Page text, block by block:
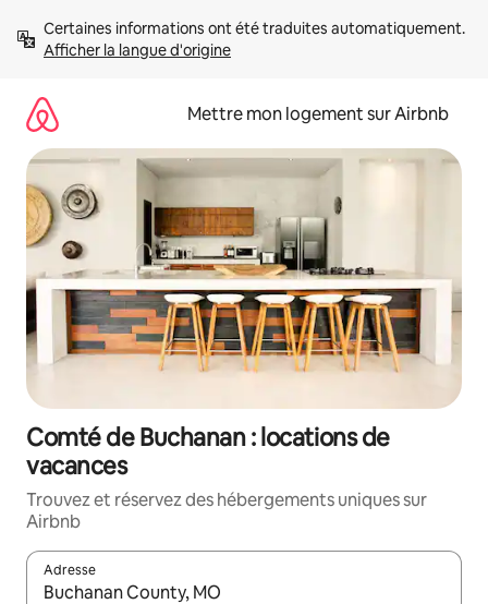
directement
Afficher la langue d'origine
Mettre mon logement sur Airbnb
Comté de Buchanan : locations de
vacances
Trouvez et réservez des hébergements uniques sur
Airbnb
Adresse
Lorsque les résultats s'affichent, utilisez les flèches vers le